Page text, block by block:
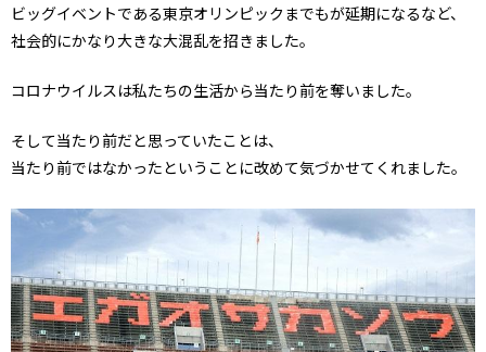
ビッグイベントである東京オリンピックまでもが延期になるなど、
社会的にかなり大きな大混乱を招きました。
コロナウイルスは私たちの生活から当たり前を奪いました。
そして当たり前だと思っていたことは、
当たり前ではなかったということに改めて気づかせてくれました。